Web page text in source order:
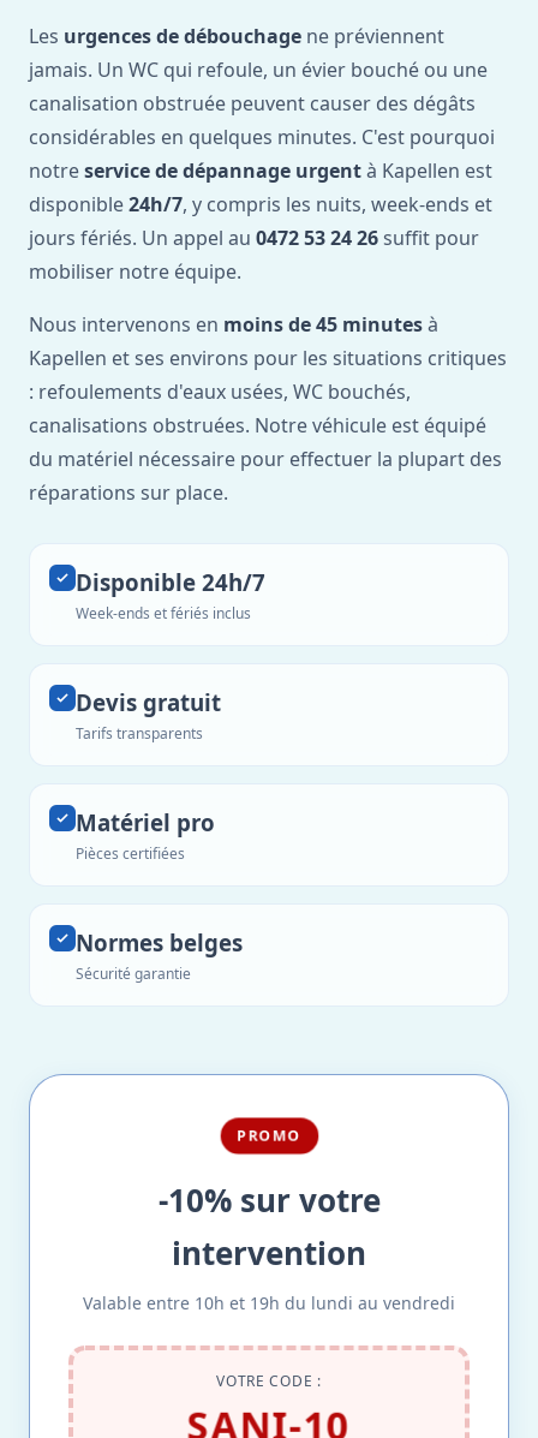
Les urgences de débouchage ne préviennent
jamais. Un WC qui refoule, un évier bouché ou une
canalisation obstruée peuvent causer des dégâts
considérables en quelques minutes. C'est pourquoi
notreservice de dépannage urgentà Kapellen est
disponible24h/7, y compris les nuits, week-ends et
jours fériés. Un appel au 0472 53 24 26 suffit pour
mobiliser notre équipe.
Nous intervenons en moins de 45 minutesà
Kapellen et ses environs pour les situations critiques
: refoulements d'eaux usées, WC bouchés,
canalisations obstruées. Notre véhicule est équipé
du matériel nécessaire pour effectuer la plupart des
réparations sur place.
Disponible 24h/7
Week-ends et fériés inclus
Devis gratuit
Tarifs transparents
Matériel pro
Pièces certifiées
Normes belges
Sécurité garantie
PROMO
-10% sur votre
intervention
Valable entre 10h et 19h du lundi au vendredi
VOTRE CODE :
SANI-10